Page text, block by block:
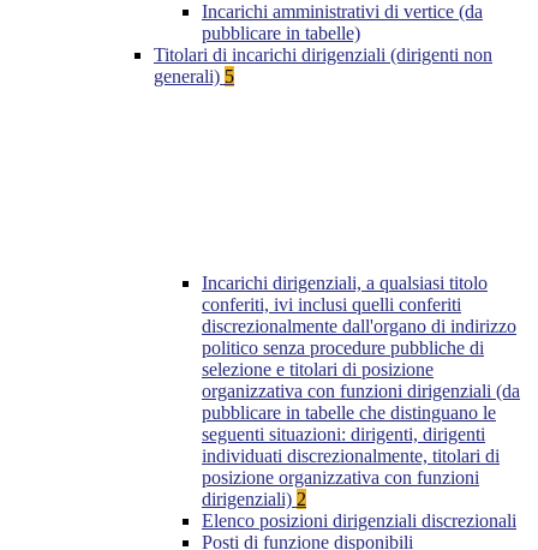
Incarichi amministrativi di vertice (da
pubblicare in tabelle)
Titolari di incarichi dirigenziali (dirigenti non
generali) 5
Incarichi dirigenziali, a qualsiasi titolo
conferiti, ivi inclusi quelli conferiti
discrezionalmente dall'organo di indirizzo
politico senza procedure pubbliche di
selezione e titolari di posizione
organizzativa con funzioni dirigenziali (da
pubblicare in tabelle che distinguano le
seguenti situazioni: dirigenti, dirigenti
individuati discrezionalmente, titolari di
posizione organizzativa con funzioni
dirigenziali) 2
Elenco posizioni dirigenziali discrezionali
Posti di funzione disponibili